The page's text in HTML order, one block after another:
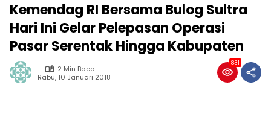
Kemendag RI Bersama Bulog Sultra
Hari Ini Gelar Pelepasan Operasi
Pasar Serentak Hingga Kabupaten
2 Min Baca
Rabu, 10 Januari 2018
831